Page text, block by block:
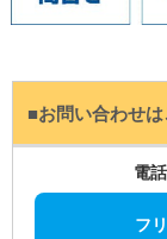
■お問い合わせ
電
フ